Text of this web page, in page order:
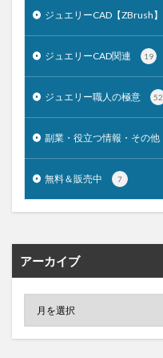
ジュエリーCAD【ZBrush】
ジュエリーCAD関連 19
ジュエリー職人の極意 52
副業・役立つ情報・その他
無料＆販売中 7
アーカイブ